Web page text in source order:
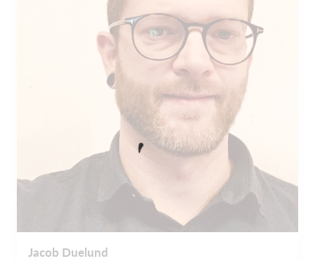
Jacob Duelund